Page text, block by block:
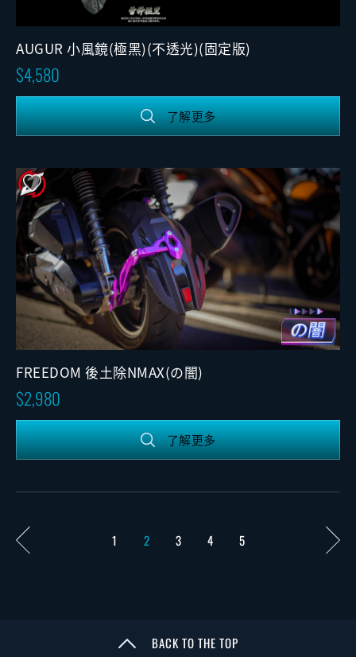
AUGUR 小風鏡(極黑)(不透光)(固定版)
4,580
了解更多
FREEDOM 後土除NMAX(の闇)
2,980
了解更多
1 2 3 4 5
BACK TO THE TOP